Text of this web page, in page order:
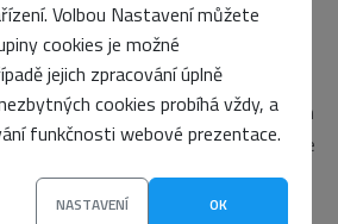
Volbou Nastavení můžete
cookies je možné
jejich zpracování úplně
cookies probíhá vždy, a
funkčnosti webové prezentace.
NASTAVENÍ OK
Nováková
je kvalitní UX (z angl. user
zážitek) klíčovým faktorem pro úspěch
V nedávné studii vyšlo najevo, že
se špatným UX pravděpodobně už
navržené